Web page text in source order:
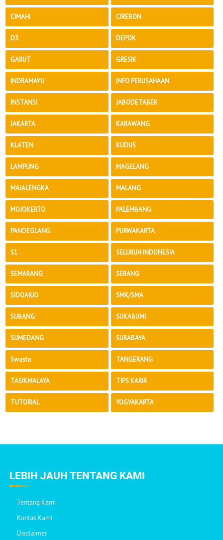
CIMAHI CIREBON
D3 DEPOK
GARUT GRESIK
INDRAMAYU INFO PERUSAHAAN
INSTANSI JABODETABEK
JAKARTA KARAWANG
KLATEN KUDUS
LAMPUNG MAGELANG
MAJALENGKA MALANG
MOJOKERTO PALEMBANG
PANDEGLANG PURWAKARTA
S1 SELURUH INDONESIA
SEMARANG SERANG
SIDOARJO SMK/SMA
SUBANG SUKABUMI
SUMEDANG SURABAYA
Swasta TANGERANG
TASIKMALAYA TIPS KARIR
TUTORIAL YOGYAKARTA
LEBIH JAUH TENTANG KAMI
Tentang Kami
Kontak Kami
Disclaimer